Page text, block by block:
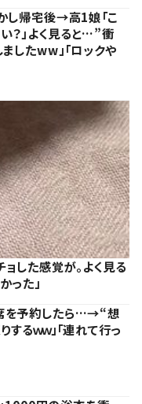
し帰宅後→高1娘「こ
？」よく見ると…”衝
したww」「ロックや
した感覚が。よく見る
った」
を予約したら…→“想
るｗｗ」「連れて行っ